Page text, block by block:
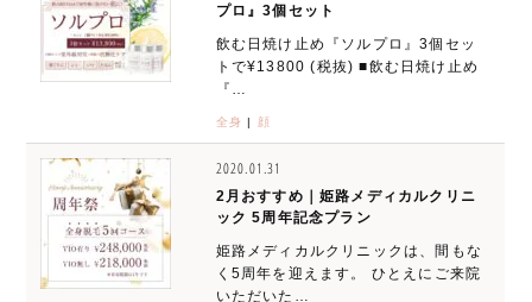
プロ』3個セット
飲む日焼け止め『ソルプロ』3個セッ
トで¥13800 (税抜) ■飲む日焼け止め
『…
全身 顔
2020.01.31
2月おすすめ｜姫路メディカルクリニ
ック 5周年記念プラン
姫路メディカルクリニックは、間もな
く5周年を迎えます。 ひとえにご来院
いただいた…